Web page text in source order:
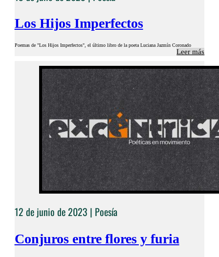
Los Hijos Imperfectos
Poemas de "Los Hijos Imperfectos", el último libro de la poeta Luciana Jazmín Coronado
Leer más
12 de junio de 2023 | Poesía
Conjuros entre flores y furia